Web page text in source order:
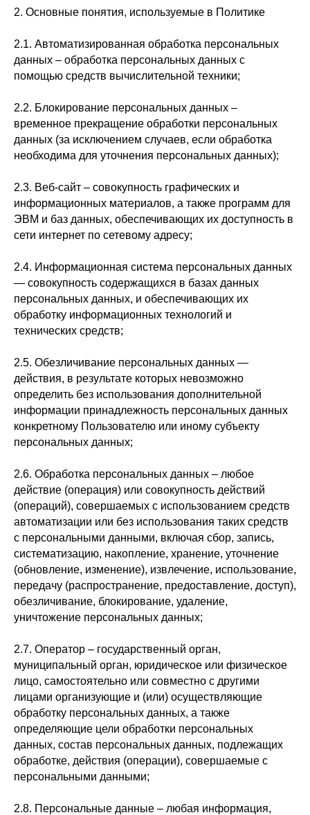
2. Основные понятия, используемые в Политике
2.1. Автоматизированная обработка персональных
данных – обработка персональных данных с
помощью средств вычислительной техники;
2.2. Блокирование персональных данных –
временное прекращение обработки персональных
данных (за исключением случаев, если обработка
необходима для уточнения персональных данных);
2.3. Веб-сайт – совокупность графических и
информационных материалов, а также программ для
ЭВМ и баз данных, обеспечивающих их доступность в
сети интернет по сетевому адресу;
2.4. Информационная система персональных данных
— совокупность содержащихся в базах данных
персональных данных, и обеспечивающих их
обработку информационных технологий и
технических средств;
2.5. Обезличивание персональных данных —
действия, в результате которых невозможно
определить без использования дополнительной
информации принадлежность персональных данных
конкретному Пользователю или иному субъекту
персональных данных;
2.6. Обработка персональных данных – любое
действие (операция) или совокупность действий
(операций), совершаемых с использованием средств
автоматизации или без использования таких средств
с персональными данными, включая сбор, запись,
систематизацию, накопление, хранение, уточнение
(обновление, изменение), извлечение, использование,
передачу (распространение, предоставление, доступ),
обезличивание, блокирование, удаление,
уничтожение персональных данных;
2.7. Оператор – государственный орган,
муниципальный орган, юридическое или физическое
лицо, самостоятельно или совместно с другими
лицами организующие и (или) осуществляющие
обработку персональных данных, а также
определяющие цели обработки персональных
данных, состав персональных данных, подлежащих
обработке, действия (операции), совершаемые с
персональными данными;
2.8. Персональные данные – любая информация,